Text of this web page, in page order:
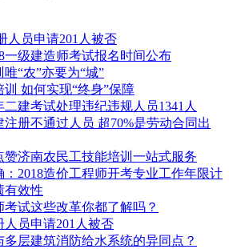
人员申请201人被否
一级建造师考试报名时间公布
“农”亦要为“城”
训 如何实现“终身”保障
二建考试处理违纪违规人员1341人
注册不通过人员 超70%是劳动合同出
赞济南农民工技能培训一站式服务
：2018造价工程师开考专业工作年限计
有效性
考试这些改革你都了解吗？
人员申请201人被否
多层建筑消防给水系统的异同点？